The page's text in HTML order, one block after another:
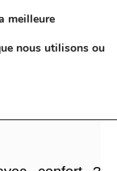
confort
meilleure
nous utilisons ou